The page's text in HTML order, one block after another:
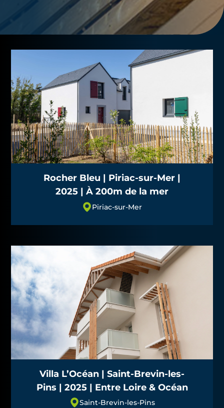
Rocher Bleu | Piriac-sur-Mer |
2025 | À 200m de la mer
Piriac-sur-Mer
Villa L’Océan | Saint-Brevin-les-
Pins | 2025 | Entre Loire & Océan
Saint-Brevin-les-Pins